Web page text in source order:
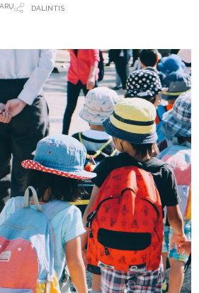
DALINTIS